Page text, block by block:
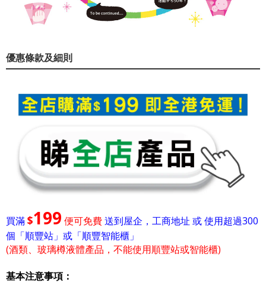
優惠條款及細則
買滿$199 便可免費送到屋企，工商地址 或 使用超過300
個「順豐站」或「順豐智能櫃」
(酒類、玻璃樽液體產品，不能使用順豐站或智能櫃)
基本注意事項：